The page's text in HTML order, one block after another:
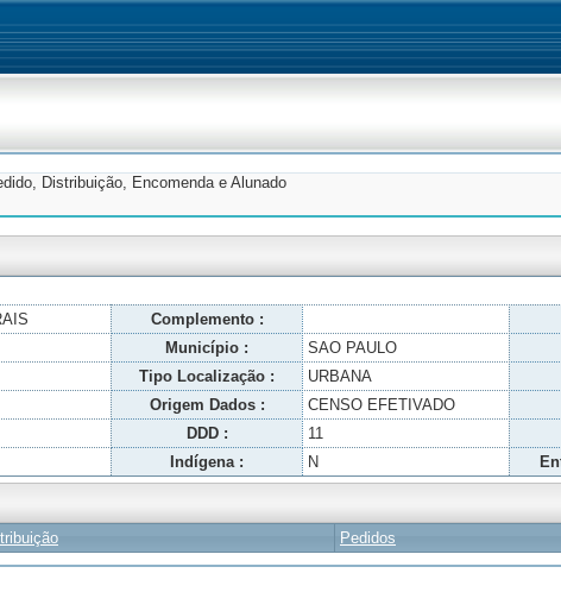
Distribuição, Encomenda e Alunado
Complemento :
Município : SAO PAULO
Tipo Localização : URBANA
Origem Dados : CENSO EFETIVADO
DDD : 11
Indígena : N
Pedidos